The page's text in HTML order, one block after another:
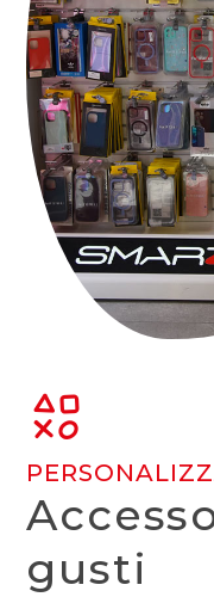
gusti